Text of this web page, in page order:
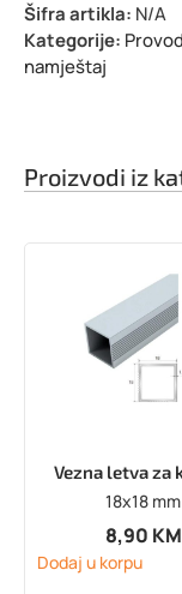
Šifra artikla: N/A
Kategorije:
namještaj
Proizvodi iz
Vezna letva za
18x18 mm
8,90 KM
Dodaj u korpu